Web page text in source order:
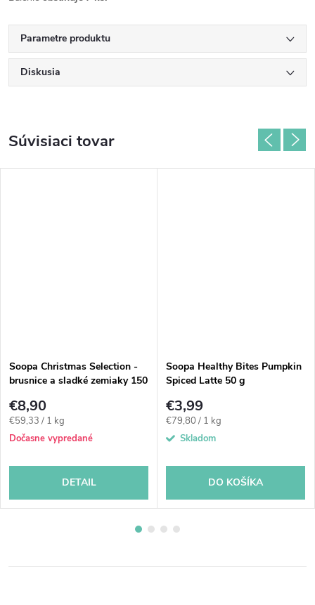
Parametre produktu
Diskusia
Súvisiaci tovar
Soopa Christmas Selection -
brusnice a sladké zemiaky 150
€8,90
Jednotková
cena:
€59,33 / 1 kg
Dočasne vypredané
DETAIL
Soopa Healthy Bites Pumpkin
Spiced Latte 50 g
€3,99
Jednotková
cena:
€79,80 / 1 kg
Skladom
DO KOŠÍKA